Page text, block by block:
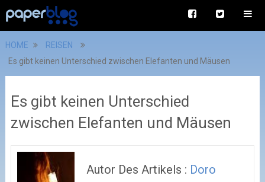
HOME
REISEN
Es gibt keinen Unterschied zwischen Elefanten und Mäusen
Es gibt keinen Unterschied
zwischen Elefanten und Mäusen
Autor Des Artikels : Doro